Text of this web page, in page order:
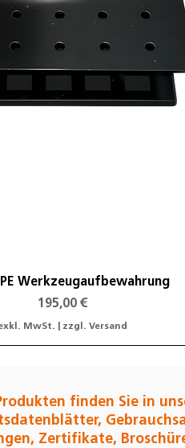
Schnellansicht
Werkzeugaufbewahrung
Preis
195,00 €
MwSt. zzgl. Versand
finden Sie in
Zertifikate,